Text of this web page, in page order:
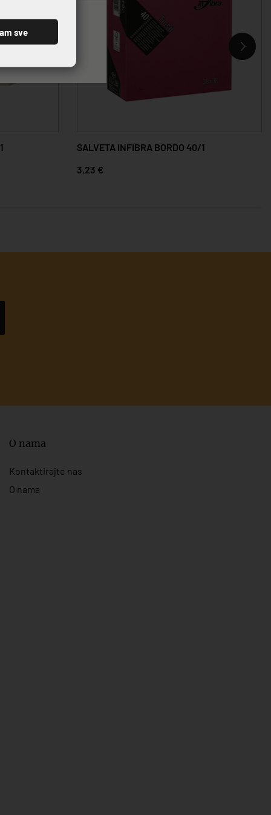
SALVETA INFIBRA BORDO 40/1
3,23 €
O nama
Kontaktirajte nas
O nama
sve